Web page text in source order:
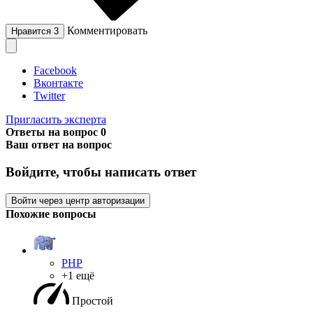
Нравится 3 Комментировать
Facebook
Вконтакте
Twitter
Пригласить эксперта
Ответы на вопрос 0
Ваш ответ на вопрос
Войдите, чтобы написать ответ
Войти через центр авторизации
Похожие вопросы
PHP
+1 ещё
Простой